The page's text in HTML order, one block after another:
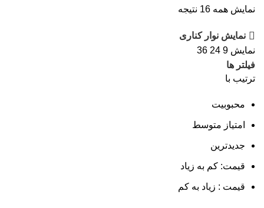
نمایش همه 16 نتیجه
نمایش نوار کناری
نمایش 9
24
36
فیلتر ها
ترتیب با
محبوبیت
امتیاز متوسط
جدیدترین
قیمت: کم به زیاد
قیمت : زیاد به کم